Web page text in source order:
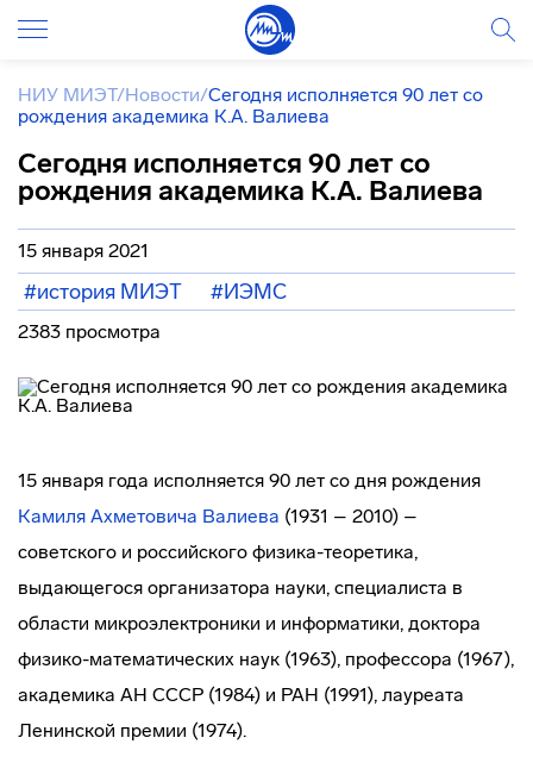
НИУ МИЭТ/Новости/Сегодня исполняется 90 лет со
рождения академика К.А. Валиева
Сегодня исполняется 90 лет со
рождения академика К.А. Валиева
15 января 2021
#история МИЭТ #ИЭМС
2383 просмотра
15 января года исполняется 90 лет со дня рождения
Камиля Ахметовича Валиева (1931 – 2010) –
советского и российского физика-теоретика,
выдающегося организатора науки, специалиста в
области микроэлектроники и информатики, доктора
физико-математических наук (1963), профессора (1967),
академика АН СССР (1984) и РАН (1991), лауреата
Ленинской премии (1974).